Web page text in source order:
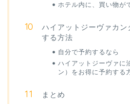
ホテル内に、買い物が
ハイアットジーヴァカ
する方法
自分で予約するなら
ハイアットジーヴァに
ン）をお得に予約する
まとめ